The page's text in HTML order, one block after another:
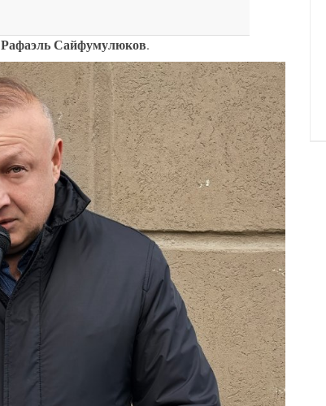
Рафаэль Сайфумулюков.